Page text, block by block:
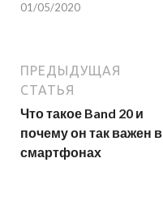
01/05/2020
ПРЕДЫДУЩАЯ
СТАТЬЯ
Что такое Band 20 и
почему он так важен в
смартфонах